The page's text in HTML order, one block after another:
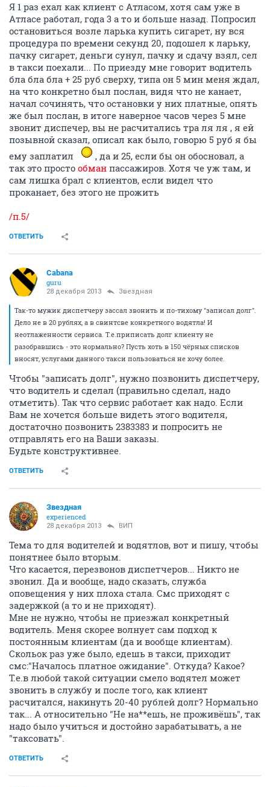
Я 1 раз ехал как клиент с Атласом, хотя сам уже в
Атласе работал, года 3 а то и больше назад. Попросил
остановиться возле ларька купить сигарет, ну вся
процедура по времени секунд 20, подошел к ларьку,
пачку сигарет, деньги сунул, пачку и сдачу взял, сел
в такси поехали... По приезду мне говорит водитель
бла бла бла + 25 руб сверху, типа он 5 мин меня ждал,
на что конкретно был послан, видя что не канает,
начал сочинять, что остановки у них платные, опять
же был послан, в итоге наверное часов через 5 мне
звонит диспечер, вы не расчитались тра ля ля , я ей
позывной сказал, описал как было, говорю 5 руб я бы
ему заплатил
, да и 25, если бы он обосновал, а
так это просто обман пассажиров. Хотя че уж там, и
сам лишка брал с клиентов, если видел что
проканает, без этого не прожить
/п.5/
ОТВЕТИТЬ
Cabana
guru
28 декабря 2013 Звездная
Так-то мужик диспетчеру зассал звонить и по-тихому "записал долг".
Дело не в 20 рублях, а в свинтсве конкретного водятла! И
неотлаженности сервиса. Т.е.приписать долг клиенту не
разобравшись - это нормально? Пусть хоть в 150 чёрных списков
вносят, услугами данного такси пользоваться не хочу более.
Чтобы "записать долг", нужно позвонить диспетчеру,
что водитель и сделал (правильно сделал, надо
отметить). Так что сервис работает как надо. Если
Вам не хочется больше видеть этого водителя,
достаточно позвонить 2383383 и попросить не
отправлять его на Ваши заказы.
Будьте конструктивнее.
ОТВЕТИТЬ
Звездная
experienced
28 декабря 2013 ВИП
Тема то для водителей и водятлов, вот и пишу, чтобы
понятнее было вторым.
Что касается, перезвонов диспетчеров... Никто не
звонил. Да и вообще, надо сказать, служба
оповещения у них плоха стала. Смс приходят с
задержкой (а то и не приходят).
Мне не нужно, чтобы не приезжал конкретный
водитель. Меня скорее волнует сам подход к
постоянным клиентам (да и вообще клиентам).
Скольок раз уже было, едешь в такси, приходит
смс:"Началось платное ожидание". Откуда? Какое?
Т.е.в любой такой ситуации смело водятел может
звонить в службу и после того, как клиент
расчитался, накинуть 20-40 рублей долг? Нормально
так... А относительно "Не на**ешь, не проживёшь", так
надо было учиться и достойно зарабатывать, а не
"таксовать".
ОТВЕТИТЬ